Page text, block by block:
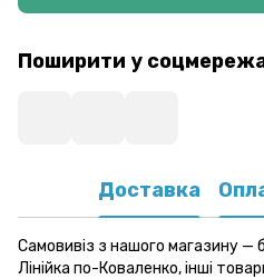
Поширити у
Доставка
Самовивіз з нашого магазину
Лінійка по-Коваленко, інші